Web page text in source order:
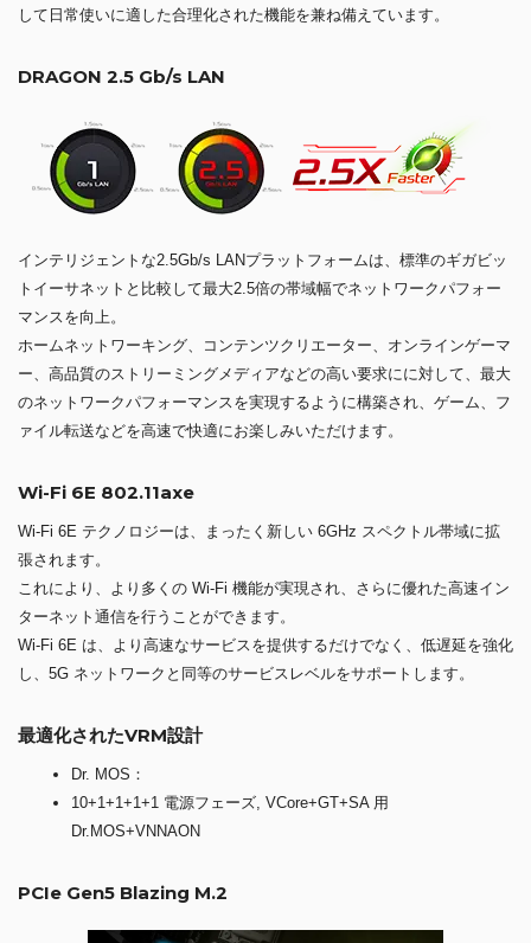
して日常使いに適した合理化された機能を兼ね備えています。
DRAGON 2.5 Gb/s LAN
インテリジェントな2.5Gb/s LANプラットフォームは、標準のギガビッ
トイーサネットと比較して最大2.5倍の帯域幅でネットワークパフォー
マンスを向上。
ホームネットワーキング、コンテンツクリエーター、オンラインゲーマ
ー、高品質のストリーミングメディアなどの高い要求にに対して、最大
のネットワークパフォーマンスを実現するように構築され、ゲーム、フ
ァイル転送などを高速で快適にお楽しみいただけます。
Wi-Fi 6E 802.11axe
Wi-Fi 6E テクノロジーは、まったく新しい 6GHz スペクトル帯域に拡
張されます。
これにより、より多くの Wi-Fi 機能が実現され、さらに優れた高速イン
ターネット通信を行うことができます。
Wi-Fi 6E は、より高速なサービスを提供するだけでなく、低遅延を強化
し、5G ネットワークと同等のサービスレベルをサポートします。
最適化されたVRM設計
Dr. MOS：
10+1+1+1+1 電源フェーズ, VCore+GT+SA 用
Dr.MOS+VNNAON
PCIe Gen5 Blazing M.2